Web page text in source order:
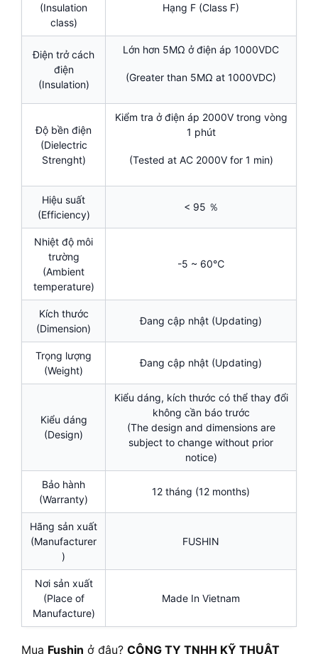
(Insulation
class)
Hạng F (Class F)
Điện trở cách
điện
(Insulation)
Lớn hơn 5MΩ ở điện áp 1000VDC
(Greater than 5MΩ at 1000VDC)
Độ bền điện
(Dielectric
Strenght)
Kiểm tra ở điện áp 2000V trong vòng
1 phút
(Tested at AC 2000V for 1 min)
Hiệu suất
(Efficiency)
< 95 ％
Nhiệt độ môi
trường
(Ambient
temperature)
-5 ~ 60℃
Kích thước
(Dimension)
Đang cập nhật (Updating)
Trọng lượng
(Weight)
Đang cập nhật (Updating)
Kiểu dáng
(Design)
Kiểu dáng, kích thước có thể thay đổi
không cần báo trước
(The design and dimensions are
subject to change without prior
notice)
Bảo hành
(Warranty)
12 tháng (12 months)
Hãng sản xuất
(Manufacturer
)
FUSHIN
Nơi sản xuất
(Place of
Manufacture)
Made In Vietnam
Mua Fushin ở đâu? CÔNG TY TNHH KỸ THUẬT